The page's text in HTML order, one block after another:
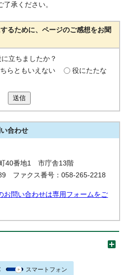
承ください。
るために、ページのご感想をお聞
立ちましたか？
らともいえない
役にたたな
送信
合わせ
40番地1 市庁舎13階
ファクス番号：058-265-2218
お問い合わせは専用フォームをご
スマートフォン